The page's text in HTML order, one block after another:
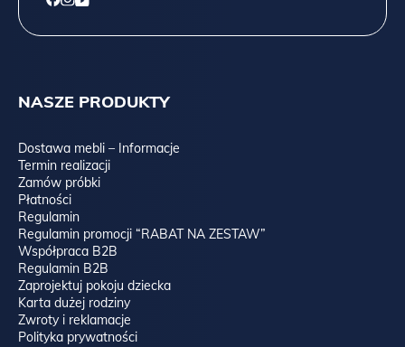
NASZE PRODUKTY
Dostawa mebli – Informacje
Termin realizacji
Zamów próbki
Płatności
Regulamin
Regulamin promocji “RABAT NA ZESTAW”
Współpraca B2B
Regulamin B2B
Zaprojektuj pokoju dziecka
Karta dużej rodziny
Zwroty i reklamacje
Polityka prywatności